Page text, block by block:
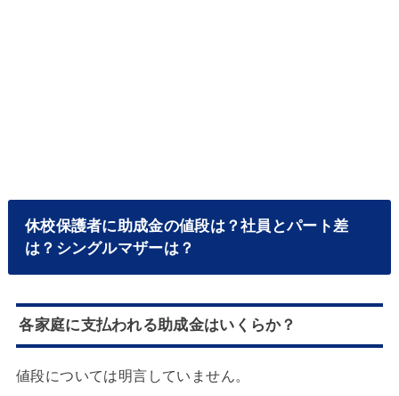
休校保護者に助成金の値段は？社員とパート差
は？シングルマザーは？
各家庭に支払われる助成金はいくらか？
値段については明言していません。